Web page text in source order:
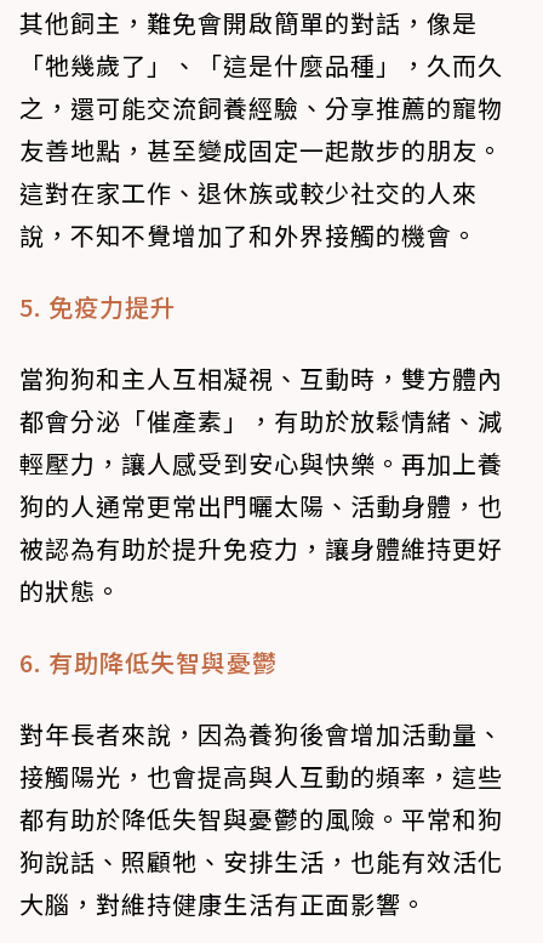
其他飼主，難免會開啟簡單的對話，像是
「牠幾歲了」、「這是什麼品種」，久而久
之，還可能交流飼養經驗、分享推薦的寵物
友善地點，甚至變成固定一起散步的朋友。
這對在家工作、退休族或較少社交的人來
說，不知不覺增加了和外界接觸的機會。
5. 免疫力提升
當狗狗和主人互相凝視、互動時，雙方體內
都會分泌「催產素」，有助於放鬆情緒、減
輕壓力，讓人感受到安心與快樂。再加上養
狗的人通常更常出門曬太陽、活動身體，也
被認為有助於提升免疫力，讓身體維持更好
的狀態。
6. 有助降低失智與憂鬱
對年長者來說，因為養狗後會增加活動量、
接觸陽光，也會提高與人互動的頻率，這些
都有助於降低失智與憂鬱的風險。平常和狗
狗說話、照顧牠、安排生活，也能有效活化
大腦，對維持健康生活有正面影響。